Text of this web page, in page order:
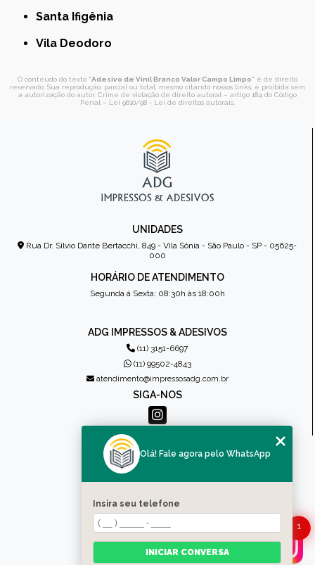
Santa Ifigênia
Vila Deodoro
O conteúdo do texto "Adesivo de Vinil Branco Valor Campo Limpo" é de direito
reservado. Sua reprodução, parcial ou total, mesmo citando nossos links, é proibida sem
a autorização do autor. Crime de violação de direito autoral – artigo 184 do Código
Penal – Lei 9610/98 - Lei de direitos autorais
UNIDADES
Rua Dr. Sílvio Dante Bertacchi, 849 - Vila Sônia - São Paulo - SP - 05625-
000
HORÁRIO DE ATENDIMENTO
Segunda à Sexta: 08:30h às 18:00h
ADG IMPRESSOS & ADESIVOS
(11) 3151-6697
(11) 99502-4843
atendimento@impressosadg.com.br
SIGA-NOS
MENU
QUEM SOMOS
PRODUTOS
CONTATO
CATEGORIAS
MAPA DO SITE
1
Olá! Fale agora pelo WhatsApp
Insira seu telefone
INICIAR CONVERSA